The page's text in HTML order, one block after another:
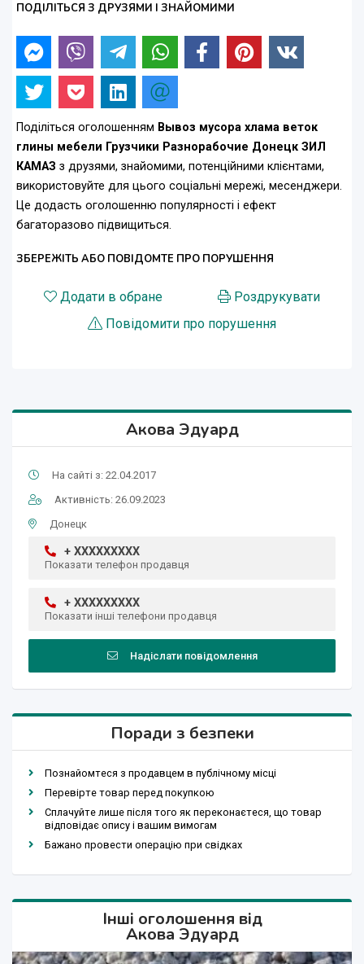
ПОДІЛІТЬСЯ З ДРУЗЯМИ І ЗНАЙОМИМИ
Поділіться оголошенням Вывоз мусора хлама веток
глины мебели Грузчики Разнорабочие Донецк ЗИЛ
КАМАЗ з друзями, знайомими, потенційними клієнтами,
використовуйте для цього соціальні мережі, месенджери.
Це додасть оголошенню популярності і ефект
багаторазово підвищиться.
ЗБЕРЕЖІТЬ АБО ПОВІДОМТЕ ПРО ПОРУШЕННЯ
Додати в обране
Роздрукувати
Повідомити про порушення
Акова Эдуард
На сайті з: 22.04.2017
Активність: 26.09.2023
Донецк
+ XXXXXXXXX
Показати телефон продавця
+ XXXXXXXXX
Показати інші телефони продавця
Надіслати повідомлення
Поради з безпеки
Познайомтеся з продавцем в публічному місці
Перевірте товар перед покупкою
Сплачуйте лише після того як переконаєтеся, що товар
відповідає опису і вашим вимогам
Бажано провести операцію при свідках
Інші оголошення від
Акова Эдуард